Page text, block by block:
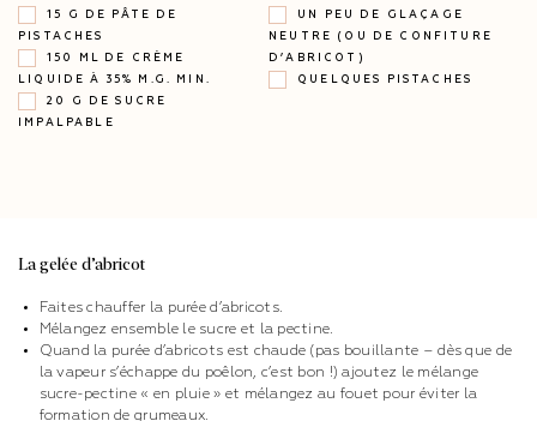
15 G DE PÂTE DE
PISTACHES
150 ML DE CRÈME
LIQUIDE À 35% M.G. MIN.
20 G DE SUCRE
IMPALPABLE
UN PEU DE GLAÇAGE
NEUTRE (OU DE CONFITURE
D’ABRICOT)
QUELQUES PISTACHES
La gelée d’abricot
Faites chauffer la purée d’abricots.
Mélangez ensemble le sucre et la pectine.
Quand la purée d’abricots est chaude (pas bouillante – dès que de
la vapeur s’échappe du poêlon, c’est bon !) ajoutez le mélange
sucre-pectine « en pluie » et mélangez au fouet pour éviter la
formation de grumeaux.